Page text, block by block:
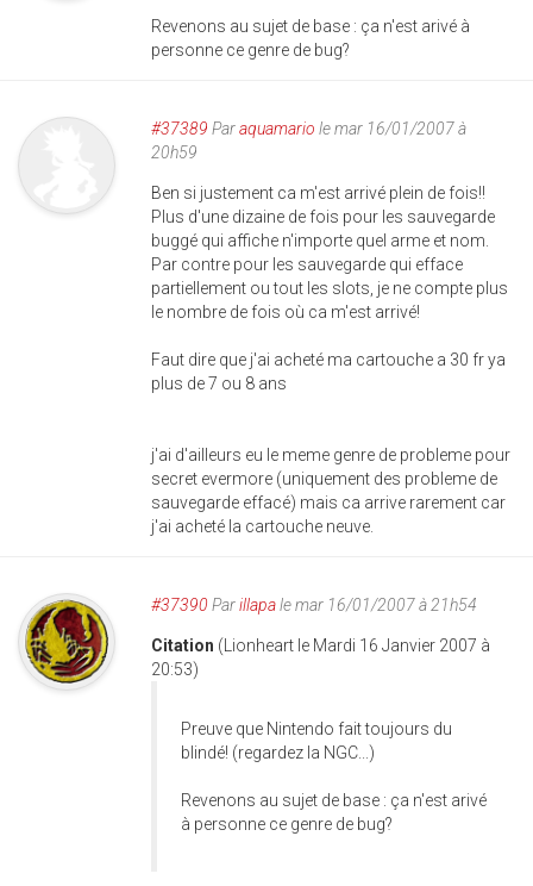
Revenons au sujet de base : ça n'est arivé à
personne ce genre de bug?
#37389 Paraquamario le mar 16/01/2007 à
20h59
Ben si justement ca m'est arrivé plein de fois!!
Plus d'une dizaine de fois pour les sauvegarde
buggé qui affiche n'importe quel arme et nom.
Par contre pour les sauvegarde qui efface
partiellement ou tout les slots, je ne compte plus
le nombre de fois où ca m'est arrivé!
Faut dire que j'ai acheté ma cartouche a 30 fr ya
plus de 7 ou 8 ans
j'ai d'ailleurs eu le meme genre de probleme pour
secret evermore (uniquement des probleme de
sauvegarde effacé) mais ca arrive rarement car
j'ai acheté la cartouche neuve.
#37390 Parillapale mar 16/01/2007 à 21h54
Citation (Lionheart le Mardi 16 Janvier 2007 à
20:53)
Preuve que Nintendo fait toujours du
blindé! (regardez la NGC...)
Revenons au sujet de base : ça n'est arivé
à personne ce genre de bug?